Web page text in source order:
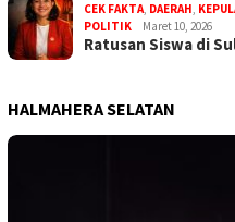
CEK FAKTA, DAERAH,
POLITIK
Maret 10, 2026
Ratusan Siswa di
HALMAHERA SELATAN